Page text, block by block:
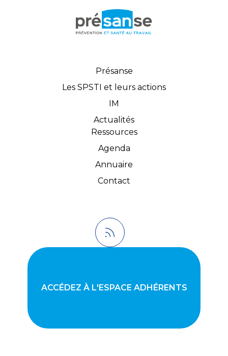
Présanse
Les SPSTI et leurs actions
IM
Actualités
Ressources
Agenda
Annuaire
Contact
ACCÉDEZ À L'ESPACE ADHÉRENTS